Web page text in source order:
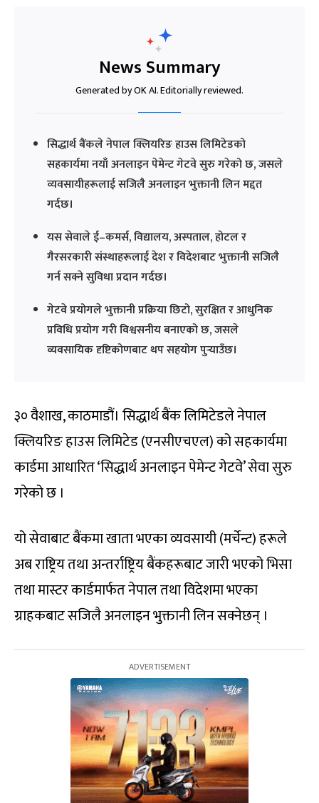
News Summary
Generated by OK AI. Editorially reviewed.
सिद्धार्थ बैंकले नेपाल क्लियरिङ हाउस लिमिटेडको
सहकार्यमा नयाँ अनलाइन पेमेन्ट गेटवे सुरु गरेको छ, जसले
व्यवसायीहरूलाई सजिलै अनलाइन भुक्तानी लिन मद्दत
गर्दछ।
यस सेवाले ई–कमर्स, विद्यालय, अस्पताल, होटल र
गैरसरकारी संस्थाहरूलाई देश र विदेशबाट भुक्तानी सजिलै
गर्न सक्ने सुविधा प्रदान गर्दछ।
गेटवे प्रयोगले भुक्तानी प्रक्रिया छिटो, सुरक्षित र आधुनिक
प्रविधि प्रयोग गरी विश्वसनीय बनाएको छ, जसले
व्यवसायिक दृष्टिकोणबाट थप सहयोग पुर्‍याउँछ।
३० वैशाख, काठमाडौं। सिद्धार्थ बैंक लिमिटेडले नेपाल
क्लियरिङ हाउस लिमिटेड (एनसीएचएल) को सहकार्यमा
कार्डमा आधारित ‘सिद्धार्थ अनलाइन पेमेन्ट गेटवे’ सेवा सुरु
गरेको छ ।
यो सेवाबाट बैंकमा खाता भएका व्यवसायी (मर्चेन्ट) हरूले
अब राष्ट्रिय तथा अन्तर्राष्ट्रिय बैंकहरूबाट जारी भएको भिसा
तथा मास्टर कार्डमार्फत नेपाल तथा विदेशमा भएका
ग्राहकबाट सजिलै अनलाइन भुक्तानी लिन सक्नेछन् ।